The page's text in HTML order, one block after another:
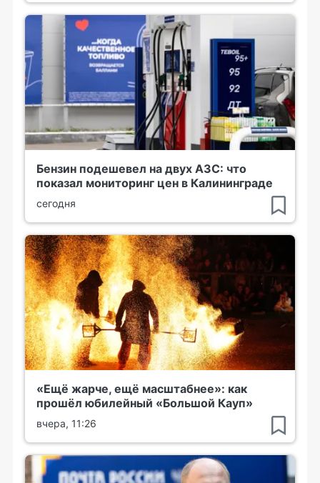
Бензин подешевел на двух АЗС: что
показал мониторинг цен в Калининграде
сегодня
«Ещё жарче, ещё масштабнее»: как
прошёл юбилейный «Большой Кауп»
вчера, 11:26